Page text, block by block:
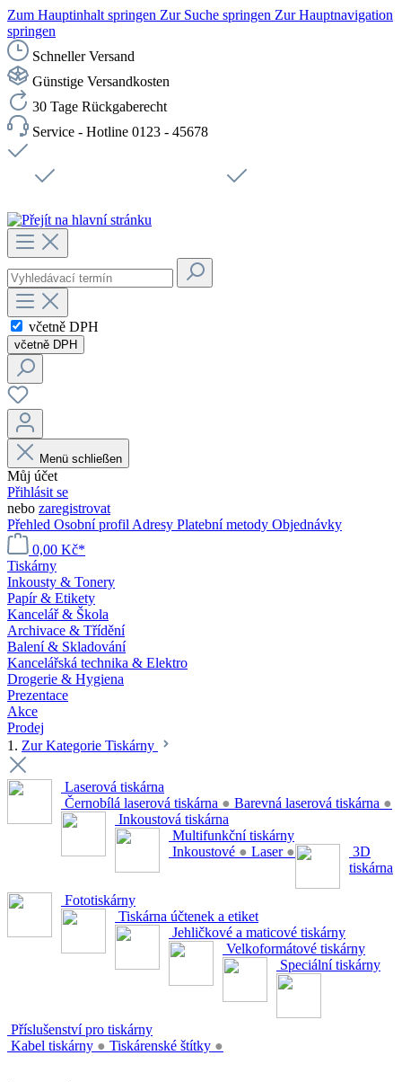
Zum Hauptinhalt springen Zur Suche springen Zur Hauptnavigation
springen
Schneller Versand
Günstige Versandkosten
30 Tage Rückgaberecht
Service - Hotline 0123 - 45678
včetně DPH
včetně DPH
Menü schließen
Můj účet
Přihlásit se
nebo zaregistrovat
Přehled Osobní profil Adresy Platební metody Objednávky
0,00 Kč*
Tiskárny
Inkousty & Tonery
Papír & Etikety
Kancelář & Škola
Archivace & Třídění
Balení & Skladování
Kancelářská technika & Elektro
Drogerie & Hygiena
Prezentace
Akce
Prodej
1. Zur Kategorie Tiskárny
Laserová tiskárna
Černobílá laserová tiskárna ● Barevná laserová tiskárna ●
Inkoustová tiskárna
Multifunkční tiskárny
Inkoustové ● Laser ●
3D
tiskárna
Fototiskárny
Tiskárna účtenek a etiket
Jehličkové a maticové tiskárny
Velkoformátové tiskárny
Speciální tiskárny
Příslušenství pro tiskárny
Kabel tiskárny ● Tiskárenské štítky ●